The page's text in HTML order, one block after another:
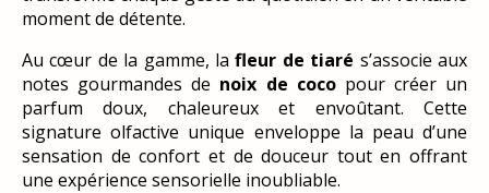
moment de détente.
Au cœur de la gamme, lafleur de tiaré s’associe aux
notes gourmandes de noix de cocopour créer un
parfum doux, chaleureux et envoûtant. Cette
signature olfactive unique enveloppe la peau d’une
sensation de confort et de douceur tout en offrant
une expérience sensorielle inoubliable.